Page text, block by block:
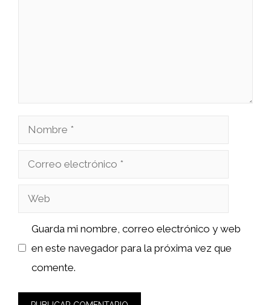
Nombre
Correo
Web
Guarda mi nombre, correo electrónico y web
en este navegador para la próxima vez que
comente.